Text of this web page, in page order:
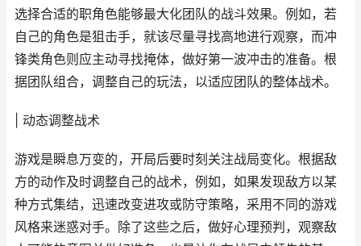
选择合适的职角色能够最大化团队的战斗效果。例如，若
自己的角色是狙击手，就该尽量寻找高地进行观察，而冲
锋类角色则应主动寻找掩体，做好第一波冲击的准备。根
据团队组合，调整自己的玩法，以适应团队的整体战术。
| 动态调整战术
游戏是瞬息万变的，开局后要时刻关注战局变化。根据敌
方的动作及时调整自己的战术，例如，如果发现敌方以某
种方式集结，迅速改变进攻或防守策略，采用不同的游戏
风格来迷惑对手。除了这些之后，做好心理预判，观察敌